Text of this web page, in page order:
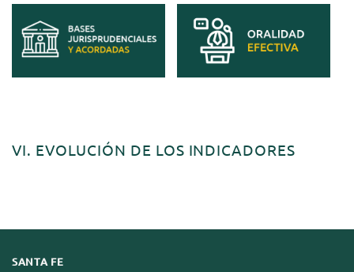
VI. EVOLUCIÓN DE LOS INDICADORES
SANTA FE